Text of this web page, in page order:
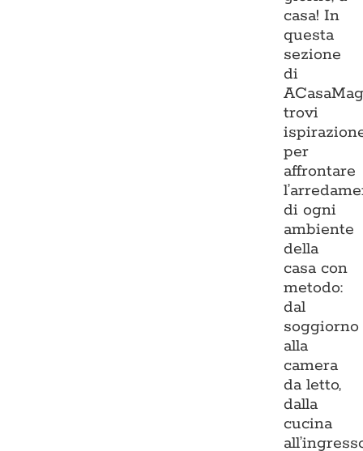
casa! In
questa
sezione
di
trovi
per
affrontare
di ogni
ambiente
della
casa con
metodo:
dal
soggiorno
alla
camera
da letto,
dalla
cucina